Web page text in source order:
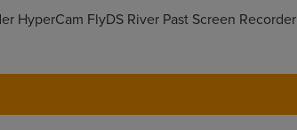
HyperCam FlyDS River Past Screen Recorder